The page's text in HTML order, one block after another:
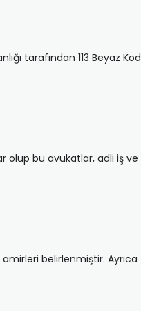
tarafından 113 Beyaz Kod
olup bu avukatlar, adli iş ve
belirlenmiştir. Ayrıca